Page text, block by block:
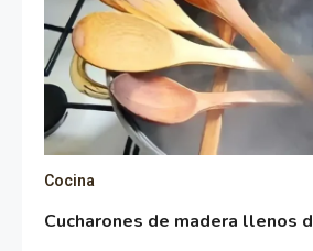
Cocina
Cucharones de madera llenos